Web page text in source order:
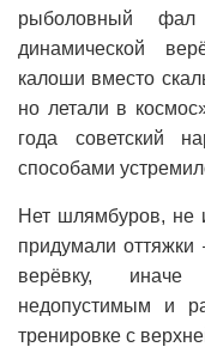
рыболовный
динамической
калоши вместо
но летали в
года советский
способами
Нет шлямбуров, не
придумали
верёвку,
недопустимым и
тренировке с